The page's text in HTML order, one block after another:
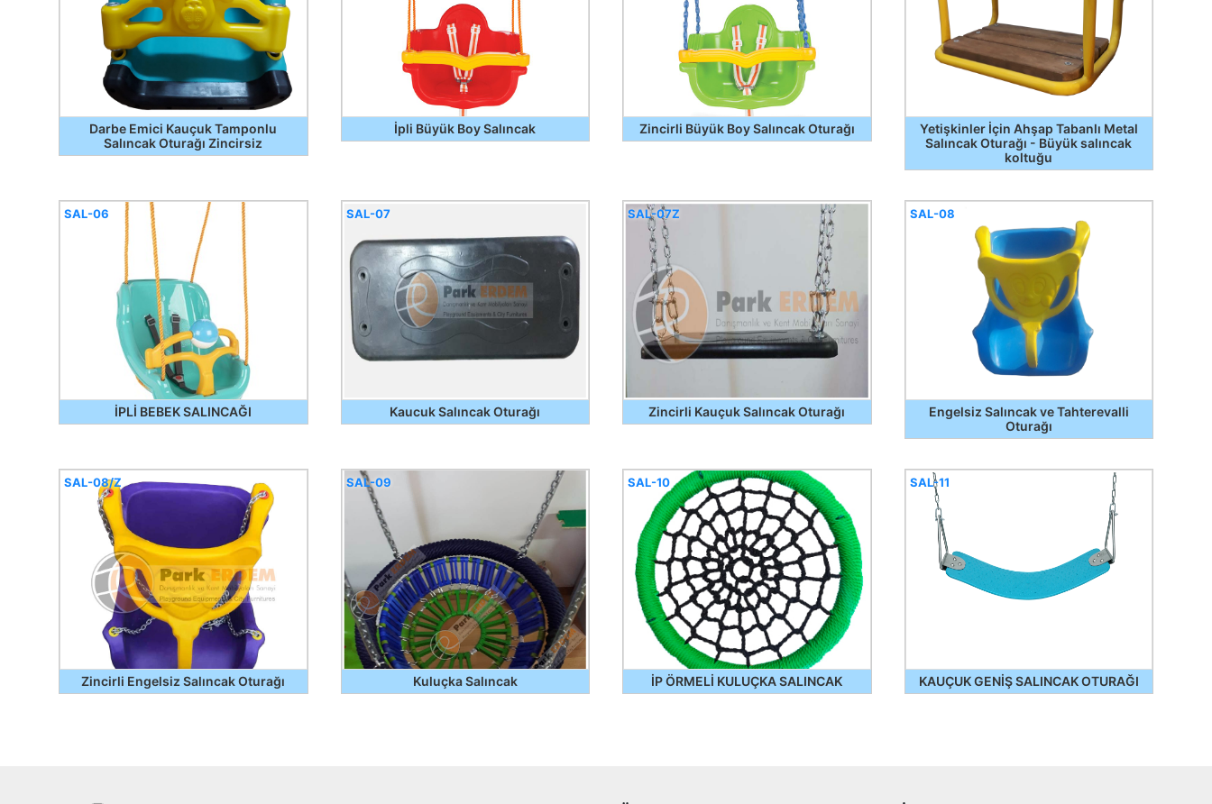
Darbe Emici Kauçuk Tamponlu
Salıncak Oturağı Zincirsiz
İpli Büyük Boy Salıncak Zincirli Büyük Boy Salıncak Oturağı
Yetişkinler İçin Ahşap Tabanlı Metal
Salıncak Oturağı - Büyük salıncak
koltuğu
İPLİ BEBEK SALINCAĞI
SAL-06
Kaucuk Salıncak Oturağı
SAL-07
Zincirli Kauçuk Salıncak Oturağı
SAL-07Z
Engelsiz Salıncak ve Tahterevalli
Oturağı
SAL-08
Zincirli Engelsiz Salıncak Oturağı
SAL-08/Z
Kuluçka Salıncak
SAL-09
İP ÖRMELİ KULUÇKA SALINCAK
SAL-10
KAUÇUK GENİŞ SALINCAK OTURAĞI
SAL-11